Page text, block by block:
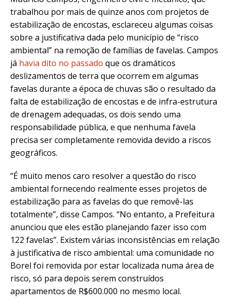
trabalhou por mais de quinze anos com projetos de
estabilização de encostas, esclareceu algumas coisas
sobre a justificativa dada pelo município de “risco
ambiental” na remoção de famílias de favelas. Campos
já havia dito no passado que os dramáticos
deslizamentos de terra que ocorrem em algumas
favelas durante a época de chuvas são o resultado da
falta de estabilização de encostas e de infra-estrutura
de drenagem adequadas, os dois sendo uma
responsabilidade pública, e que nenhuma favela
precisa ser completamente removida devido a riscos
geográficos.
“É muito menos caro resolver a questão do risco
ambiental fornecendo realmente esses projetos de
estabilização para as favelas do que removê-las
totalmente”, disse Campos. “No entanto, a Prefeitura
anunciou que eles estão planejando fazer isso com
122 favelas”. Existem várias inconsistências em relação
à justificativa de risco ambiental: uma comunidade no
Borel foi removida por estar localizada numa área de
risco, só para depois serem construídos
apartamentos de R$600.000 no mesmo local.